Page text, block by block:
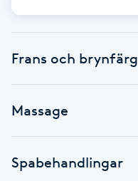
Diamantslipning
E
Extensions
Frans och brynfärg
Massage
Spabehandlingar